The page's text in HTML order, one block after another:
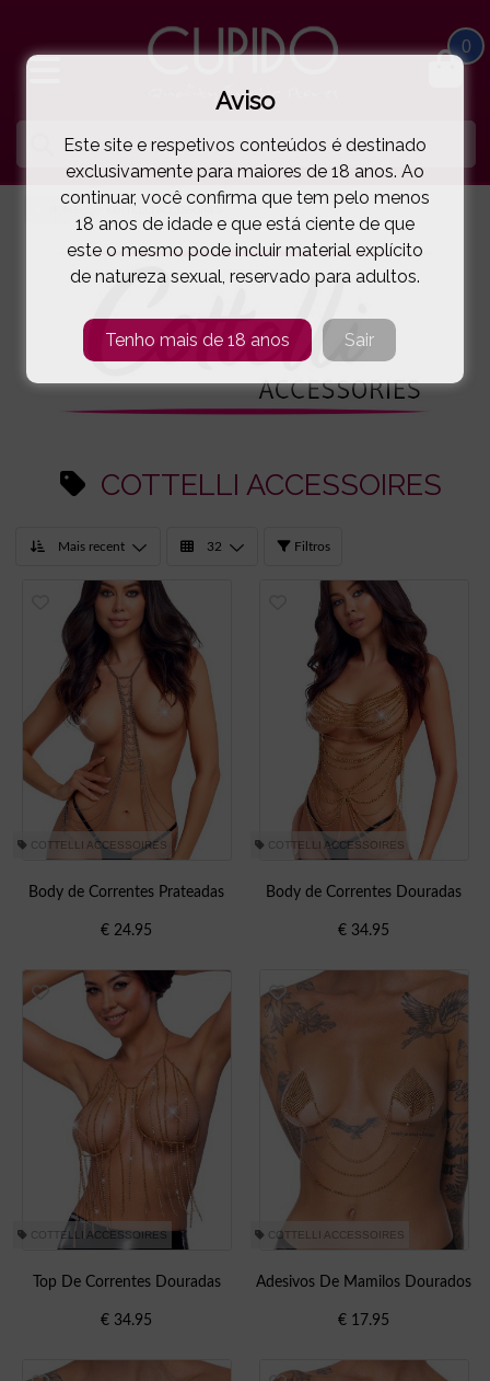
0
COTTELLI ACCESSOIRES
Filtros
COTTELLI ACCESSOIRES
Body de Correntes Prateadas
€ 24.95
COTTELLI ACCESSOIRES
Body de Correntes Douradas
€ 34.95
COTTELLI ACCESSOIRES
Top De Correntes Douradas
€ 34.95
COTTELLI ACCESSOIRES
Adesivos De Mamilos Dourados
€ 17.95
Aviso
Este site e respetivos conteúdos é destinado
exclusivamente para maiores de 18 anos. Ao
continuar, você confirma que tem pelo menos
18 anos de idade e que está ciente de que
este o mesmo pode incluir material explícito
de natureza sexual, reservado para adultos.
Tenho mais de 18 anos Sair